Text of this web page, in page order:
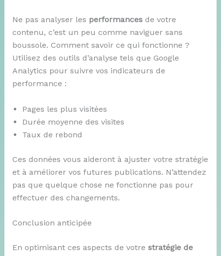
Ne pas analyser les performancesde votre
contenu, c’est un peu comme naviguer sans
boussole. Comment savoir ce qui fonctionne ?
Utilisez des outils d’analyse tels que Google
Analytics pour suivre vos indicateurs de
performance :
Pages les plus visitées
Durée moyenne des visites
Taux de rebond
Ces données vous aideront à ajuster votre stratégie
et à améliorer vos futures publications. N’attendez
pas que quelque chose ne fonctionne pas pour
effectuer des changements.
Conclusion anticipée
En optimisant ces aspects de votre stratégie de